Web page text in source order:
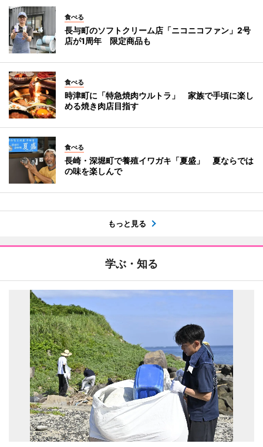
食べる
長与町のソフトクリーム店「ニコニコファン」2号
店が1周年 限定商品も
食べる
時津町に「特急焼肉ウルトラ」 家族で手頃に楽し
める焼き肉店目指す
食べる
長崎・深堀町で養殖イワガキ「夏盛」 夏ならでは
の味を楽しんで
もっと見る
学ぶ・知る